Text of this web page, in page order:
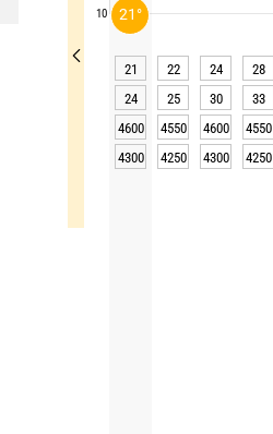
10
21 22 24 28
24
25 30 33
4600
4550 4600 4550
4300
4250 4300 4250
21°